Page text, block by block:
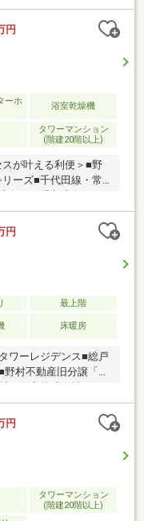
駅徒歩1分■南東角住
ン。 32.44m2の二
良好■花火大会を望
の食器棚設置 ・エ
円
ーホ
浴室乾燥機
タワーマンション
(階建20階以上)
が叶える利便＞■野
ーズ■千代田線・常
町線『京成金町』
駅前複合再開発タワ
プション仕様によ
らしやすさをかな
さと共に家事のしや
ートロックシステ
されています
円
最上階
床暖房
ワーレジデンス■総戸
村不動産旧分譲「プ
村不動産株式会社
6月竣工・〈21階建・
最大サッシ高
常磐線「金
メトロ千代田線に直
日比谷」駅、「表参
達可能です。
円
タワーマンション
(階建20階以上)